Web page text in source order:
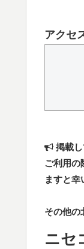
アクセ
掲載
ご利用の
ますと幸
その他
ニセ